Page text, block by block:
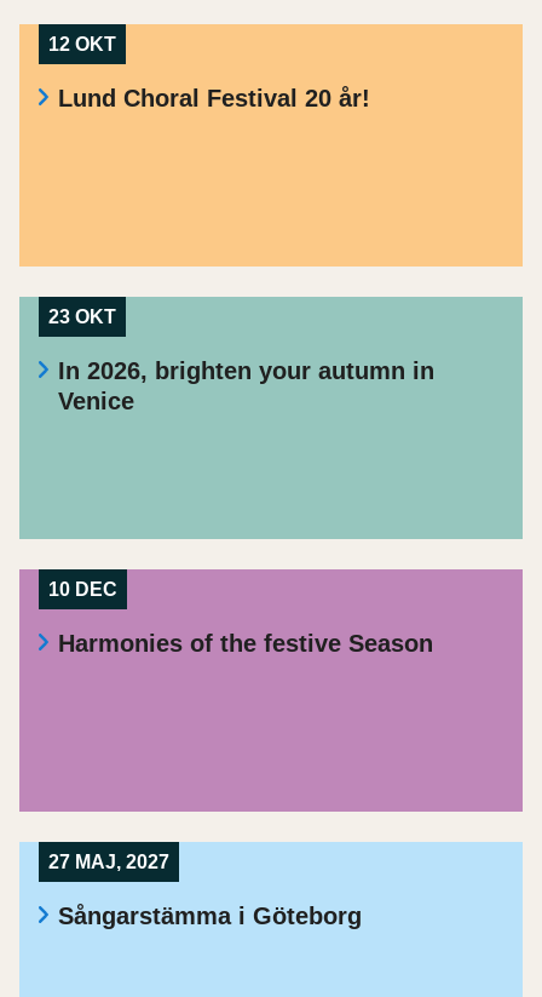
12 OKT
Lund Choral Festival 20 år!
23 OKT
In 2026, brighten your autumn in
Venice
10 DEC
Harmonies of the festive Season
27 MAJ, 2027
Sångarstämma i Göteborg